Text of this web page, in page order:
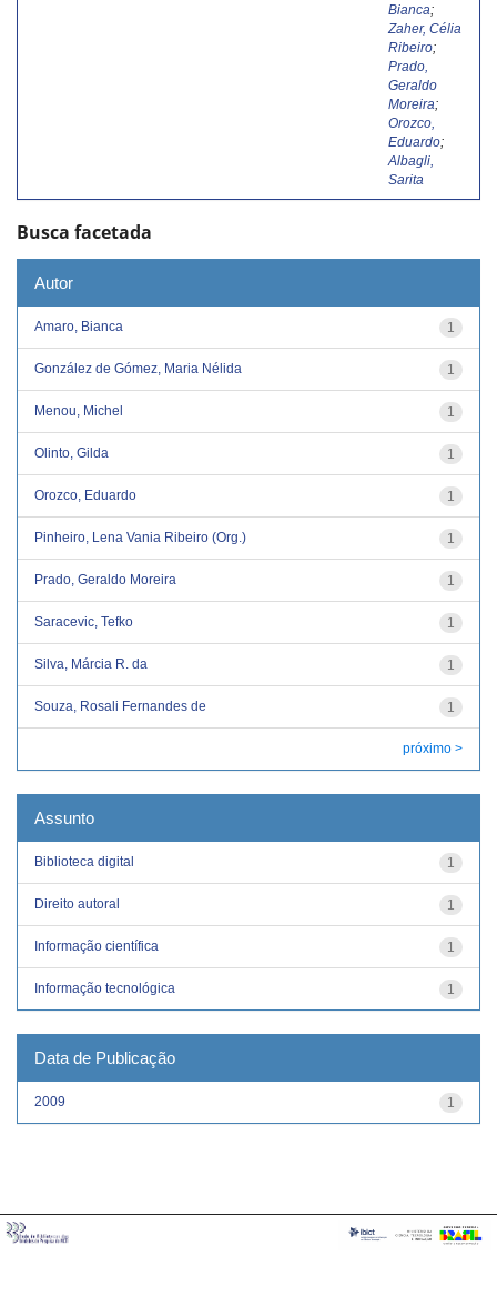
Bianca;
Zaher, Célia
Ribeiro;
Prado,
Geraldo
Moreira;
Orozco,
Eduardo;
Albagli,
Sarita
Busca facetada
Autor
1
Amaro, Bianca
1
González de Gómez, Maria Nélida
1
Menou, Michel
1
Olinto, Gilda
1
Orozco, Eduardo
1
Pinheiro, Lena Vania Ribeiro (Org.)
1
Prado, Geraldo Moreira
1
Saracevic, Tefko
1
Silva, Márcia R. da
1
Souza, Rosali Fernandes de
próximo >
Assunto
1
Biblioteca digital
1
Direito autoral
1
Informação científica
1
Informação tecnológica
Data de Publicação
1
2009